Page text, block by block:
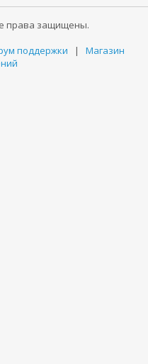
права защищены.
поддержки | Магазин